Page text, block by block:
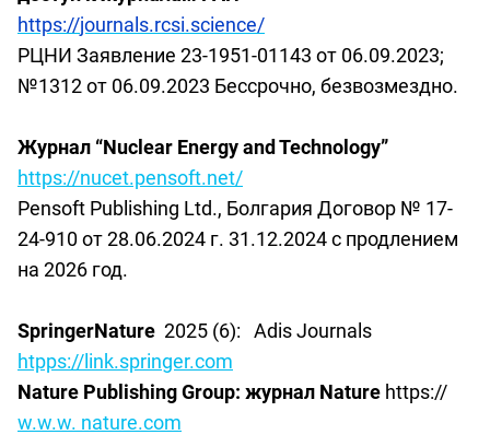
https://journals.rcsi.science/
РЦНИ Заявление 23-1951-01143 от 06.09.2023;
№1312 от 06.09.2023 Бессрочно, безвозмездно.
Журнал “Nuclear Energy and Technology”
https://nucet.pensoft.net/
Pensoft Publishing Ltd., Болгария Договор № 17-
24-910 от 28.06.2024 г. 31.12.2024 с продлением
на 2026 год.
SpringerNature 2025 (6): Adis Journals
htpps://link.springer.com
Nature Publishing Group: журнал Nature https://
w.w.w. nature.com